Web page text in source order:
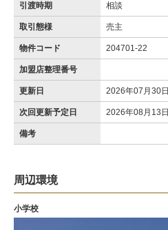
引渡時期 相談
取引態様 売主
物件コード 204701-22
加盟店整理番号
更新日 2026年07月30日
次回更新予定日 2026年08月13日
備考
周辺環境
小学校